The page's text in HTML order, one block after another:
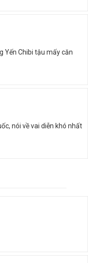
nói về vai diễn khó nhất